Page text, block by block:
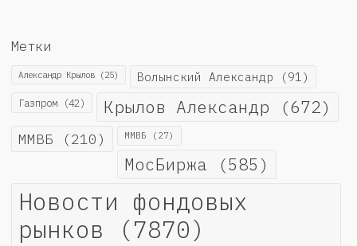
Метки
Александр Крылов (25) Волынский Александр (91)
Газпром (42) Крылов Александр (672)
ММВБ (210) ММВБ (27)
МосБиржа (585)
Новости фондовых
рынков (7870)